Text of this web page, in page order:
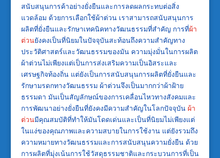
สนับสนุนการค้าอย่างยั่งยืนและการลดผลกระทบต่อสิ่ง
แวดล้อม ด้วยการเลือกใช้ผ้าต่วน เราสามารถสนับสนุนการ
ผลิตที่ยั่งยืนและรักษาเทคนิคทางวัฒนธรรมที่สำคัญ การที่ผ้า
ต่วนยังคงเป็นที่นิยมในปัจจุบันสะท้อนถึงความสำคัญทาง
ประวัติศาสตร์และวัฒนธรรมของมัน ความมุ่งมั่นในการผลิต
ผ้าต่วนไม่เพียงแต่เป็นการส่งเสริมความเป็นอิสระและ
เศรษฐกิจท้องถิ่น แต่ยังเป็นการสนับสนุนการผลิตที่ยั่งยืนและ
รักษามรดกทางวัฒนธรรม ผ้าต่วนจึงเป็นมากกว่าผ้าฝ้าย
ธรรมดา มันเป็นสัญลักษณ์ของการเคลื่อนไหวทางสังคมและ
การพัฒนาอย่างยั่งยืนที่ยังคงมีความสำคัญในโลกปัจจุบัน ผ้า
ต่วนมีคุณสมบัติที่ทำให้มันโดดเด่นและเป็นที่นิยมไม่เพียงแต่
ในแง่ของคุณภาพและความสบายในการใช้งาน แต่ยังรวมถึง
ความหมายทางวัฒนธรรมและการสนับสนุนความยั่งยืน ด้วย
การผลิตที่มุ่งเน้นการใช้วัสดุธรรมชาติและกระบวนการที่เป็น